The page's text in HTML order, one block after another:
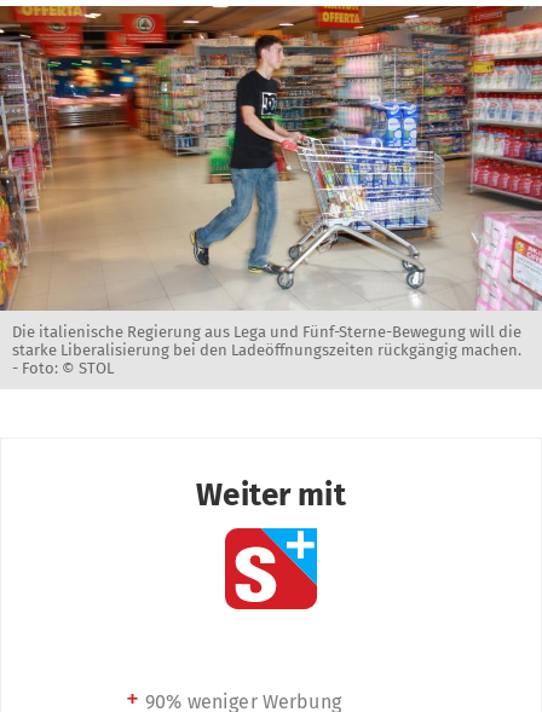
Die italienische Regierung aus Lega und Fünf-Sterne-Bewegung will die
starke Liberalisierung bei den Ladeöffnungszeiten rückgängig machen.
- Foto: © STOL